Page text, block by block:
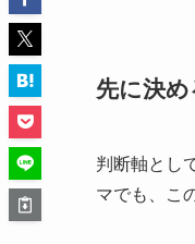
先に決
判断軸とし
マでも、こ